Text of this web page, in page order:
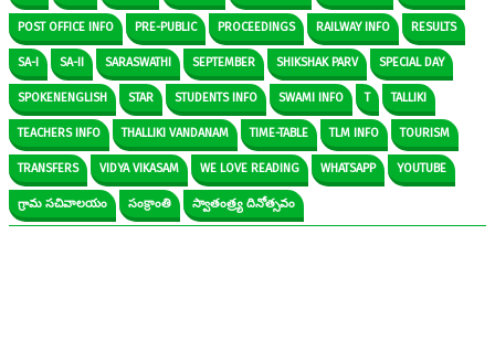
POST OFFICE INFO PRE-PUBLIC PROCEEDINGS RAILWAY INFO RESULTS
SA-I SA-II SARASWATHI SEPTEMBER SHIKSHAK PARV SPECIAL DAY
SPOKENENGLISH STAR STUDENTS INFO SWAMI INFO T TALLIKI
TEACHERS INFO THALLIKI VANDANAM TIME-TABLE TLM INFO TOURISM
TRANSFERS VIDYA VIKASAM WE LOVE READING WHATSAPP YOUTUBE
గ్రామ సచివాలయం సంక్రాంతి స్వాతంత్ర్య దినోత్సవం